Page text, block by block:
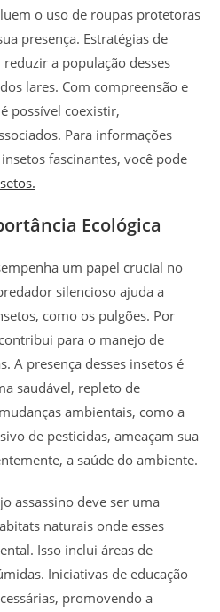
o uso de roupas protetoras
presença. Estratégias de
a população desses
lares. Com compreensão e
possível coexistir,
Para informações
fascinantes, você pode
Ecológica
um papel crucial no
silencioso ajuda a
como os pulgões. Por
para o manejo de
A presença desses insetos é
saudável, repleto de
ambientais, como a
de pesticidas, ameaçam sua
a saúde do ambiente.
assassino deve ser uma
naturais onde esses
Isso inclui áreas de
Iniciativas de educação
promovendo a